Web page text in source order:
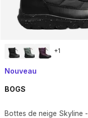
+1
Nouveau
BOGS
Bottes de neige Skyline -